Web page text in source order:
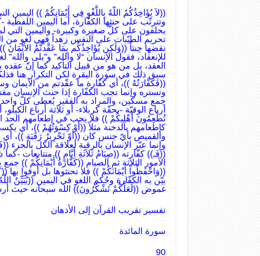
((لاَ يُؤَاخِذُكُمُ اللّهُ بِاللَّغْوِ فِي أَيْمَانِكُمْ )) اليمين
وتترتّب على حنثها الكفّارة، أما اليمين
يحلفون على كلّ صغيرة وكبيرة- واليمين التي
تحريم الطيّبات على النفس زهداً فهي لغو من
نقضها حِنثاً ((وَلَكِن يُؤَاخِذُكُم بِمَا عَقَّدتُّمُ
للإنعقاد، فقول الإنسان “لا والله” و”بلى
العقد، بل من هو من قبيل التأكيد كما إنّ عقده
سبق ذلك في سورة البقرة لكن التكرار هنا
((فَكَفَّارَتُهُ ))، أي كفّارة ما عقّدتم من الأيمان
وتستره وإنما تجب الكفّارة إذا حنث
جمع مسكين، والمراد به الفقير يُعطى كلّ
أرباع الوقيّة -بحقّة كربلاء- أو ثلاثة أرباع
تُطْعِمُونَ أَهْلِيكُمْ )) فلا يجب في إطعامهم الحد
كإطعامهم بالدخنة مثلاً ((أَوْ كِسْوَتُهُمْ ))، أي
والقميص بأيّ جنس كان ((أَوْ تَحْرِيرُ رَقَبَةٍ ))، أي
وإنما عبّر الإنسان بالرقبة لعلاقة الكل بالجزء
((فَـ)) كفّارته ((صِيَامُ ثَلاَثَةِ أَيَّامٍ )) متتابعات -
الأمور الثلاثة ثم الصيام ((كَفَّارَةُ أَيْمَانِكُمْ ))
((وَاحْفَظُواْ أَيْمَانَكُمْ )) فلا تحنثوها بل أوفوا بها
بيّن به الكفّارة وحُكم اللغو في اليمين ((يُبَيِّنُ
غموض ((لَعَلَّكُمْ تَشْكُرُونَ)) الله سبحانه حيث
تفسير تقريب القرآن إلى الأذهان
سورة المائدة
90